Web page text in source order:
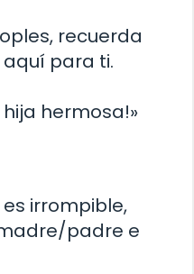
recuerda
para ti.
hija hermosa!»
es irrompible,
padre e